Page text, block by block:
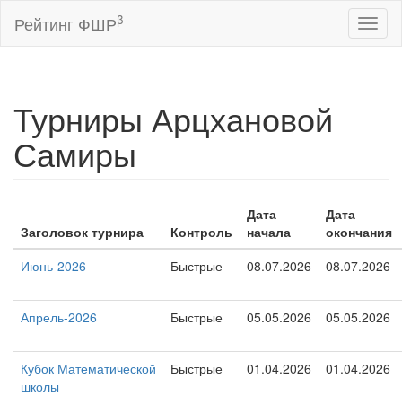
Рейтинг ФШРβ
Турниры Арцхановой
Самиры
Заголовок турнира Контроль
Дата
начала
Дата
окончания
Июнь-2026
Быстрые 08.07.2026 08.07.2026
Апрель-2026 Быстрые 05.05.2026 05.05.2026
Кубок Математической
школы
Быстрые 01.04.2026 01.04.2026